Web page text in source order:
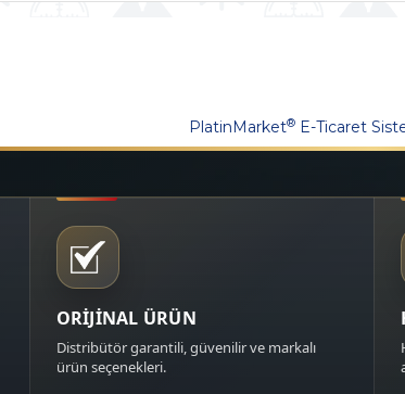
PlatinMarket® E-Ticaret
ORİJİNAL ÜRÜN
Distribütör garantili, güvenilir ve markalı
ürün seçenekleri.